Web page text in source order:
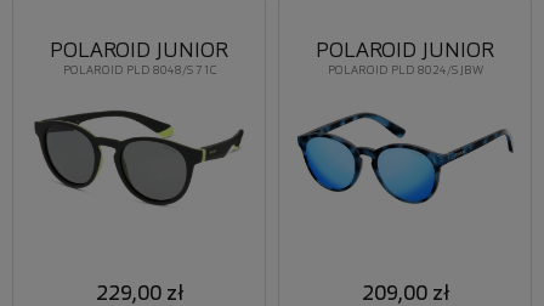
POLAROID PLD 8048/S 71C
POLAROID JUNIOR
229,00 zł
POLAROID PLD 8024/S JBW
POLAROID JUNIOR
209,00 zł